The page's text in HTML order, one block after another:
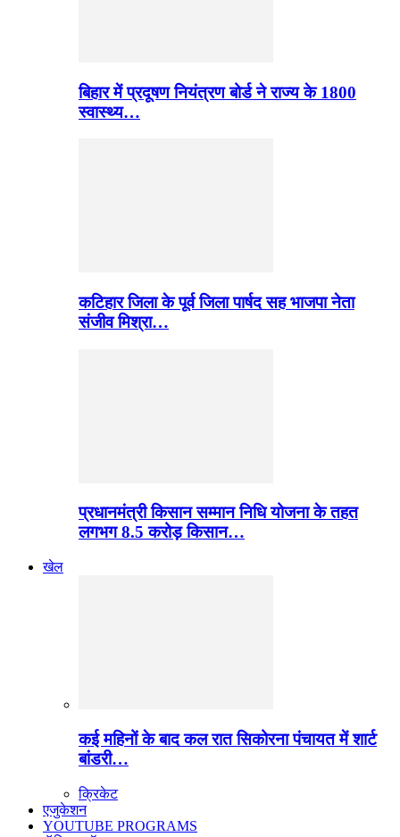
बिहार में प्रदूषण नियंत्रण बोर्ड ने राज्य के 1800
स्वास्थ्य…
कटिहार जिला के पूर्व जिला पार्षद सह भाजपा नेता
संजीव मिश्रा…
प्रधानमंत्री किसान सम्मान निधि योजना के तहत
लगभग 8.5 करोड़ किसान…
खेल
कई महिनों के बाद कल रात सिकोरना पंचायत में शार्ट
बांडरी…
क्रिकेट
एजुकेशन
YOUTUBE PROGRAMS